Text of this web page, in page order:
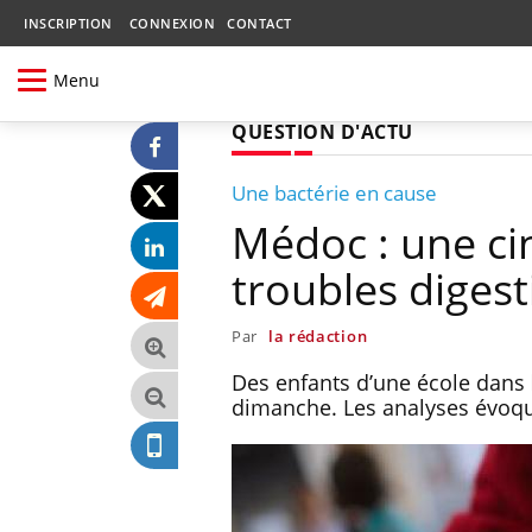
INSCRIPTION CONNEXION CONTACT
Menu
QUESTION D'ACTU
Une bactérie en cause
Médoc : une
troubles
Par la rédaction
Des enfants d’une école
dimanche. Les analyses